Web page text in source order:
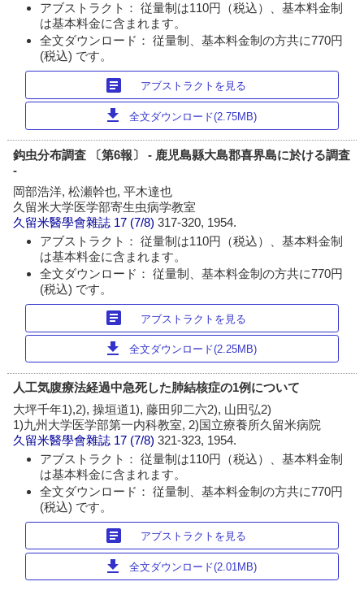
アブストラクト： 従量制は110円（税込）、基本料金制
は基本料金に含まれます。
全文ダウンロード： 従量制、基本料金制の方共に770円
(税込) です。
article アブストラクトを見る
download 全文ダウンロード(2.75MB)
鈎虫分布調査 〔第6報〕 - 鹿児島縣大島郡喜界島に於ける調査
-
岡部浩洋, 松瀬幹也, 平木達也
久留米大学医学部寄生虫病学教室
久留米醫學會雜誌 17 (7/8)317-320, 1954.
アブストラクト： 従量制は110円（税込）、基本料金制
は基本料金に含まれます。
全文ダウンロード： 従量制、基本料金制の方共に770円
(税込) です。
article アブストラクトを見る
download 全文ダウンロード(2.25MB)
人工気腹療法経過中急死した肺結核症の1例について
大坪千年1),2), 操垣道1), 藤田卯二六2), 山田弘2)
1)九州大学医学部第一内科教室, 2)国立療養所久留米病院
久留米醫學會雜誌 17 (7/8)321-323, 1954.
アブストラクト： 従量制は110円（税込）、基本料金制
は基本料金に含まれます。
全文ダウンロード： 従量制、基本料金制の方共に770円
(税込) です。
article アブストラクトを見る
download 全文ダウンロード(2.01MB)